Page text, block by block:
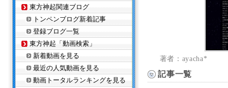
著者：ayacha*
記事一覧
東方神起関連ブログ
トンペンブログ新着記事
登録ブログ一覧
東方神起「動画検索」
新着動画を見る
最近の人気動画を見る
動画トータルランキングを見る